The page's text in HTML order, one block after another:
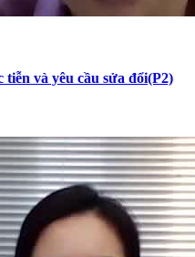
và yêu cầu sửa đổi(P2)